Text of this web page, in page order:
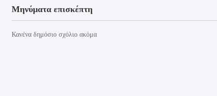
Μηνύματα επισκέπτη
Κανένα δημόσιο σχόλιο ακόμα